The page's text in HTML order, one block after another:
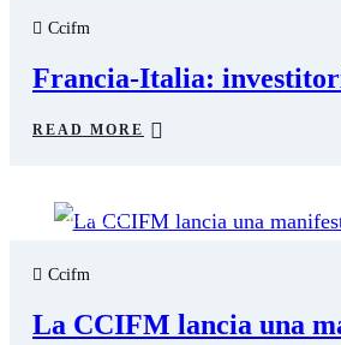
Ccifm
Francia-Italia:
READ MORE
08 MAR
Ccifm
La CCIFM lancia una